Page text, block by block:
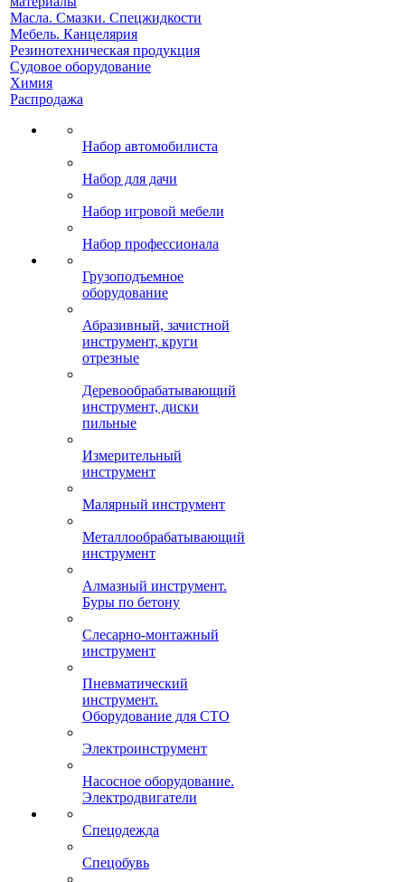
Масла. Смазки. Спецжидкости
Мебель. Канцелярия
Резинотехническая продукция
Судовое оборудование
Химия
Распродажа
Набор автомобилиста
Набор для дачи
Набор игровой мебели
Набор профессионала
Грузоподъемное
оборудование
Абразивный, зачистной
инструмент, круги
отрезные
Деревообрабатывающий
инструмент, диски
пильные
Измерительный
инструмент
Малярный инструмент
Металлообрабатывающий
инструмент
Алмазный инструмент.
Буры по бетону
Слесарно-монтажный
инструмент
Пневматический
инструмент.
Оборудование для СТО
Электроинструмент
Насосное оборудование.
Электродвигатели
Спецодежда
Спецобувь